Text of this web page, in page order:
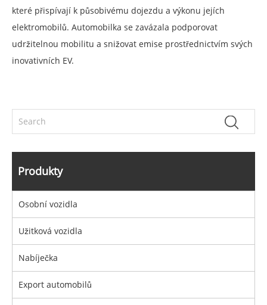
které přispívají k působivému dojezdu a výkonu jejích
elektromobilů. Automobilka se zavázala podporovat
udržitelnou mobilitu a snižovat emise prostřednictvím svých
inovativních EV.
Produkty
Osobní vozidla
Užitková vozidla
Nabíječka
Export automobilů